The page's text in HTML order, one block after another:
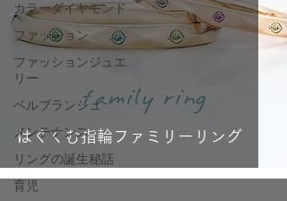
カラーダイヤモンド
ファッション
ファッションジュエ
リー
ベルブランシュ
メンテナンス
リングの誕生秘話
育児
はぐくむ指輪ファミリーリング